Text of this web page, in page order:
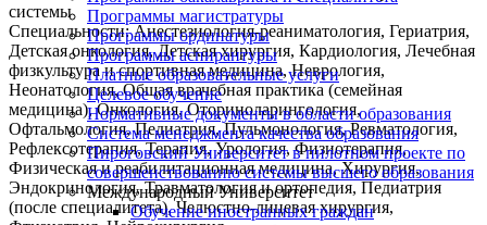
Программы магистратуры
Программы ординатуры
Программы аспирантуры
Платные образовательные услуги
Целевое обучение
Нормативные документы в области образования
Система менеджмента качества образования
Пироговский Университет в пилотном проекте по
совершенствованию системы высшего образования
Международный Университет
Обучение иностранных граждан
системы
Специальности:Анестезиология-реаниматология, Гериатрия,
Детская онкология, Детская хирургия, Кардиология, Лечебная
физкультура и спортивная медицина, Неврология,
Неонатология, Общая врачебная практика (семейная
медицина), Онкология, Оториноларингология,
Офтальмология, Педиатрия, Пульмонология, Ревматология,
Рефлексотерапия, Терапия, Урология, Физиотерапия,
Физическая и реабилитационная медицина, Хирургия,
Эндокринология, Травматология и ортопедия, Педиатрия
(после специалитета), Челюстно-лицевая хирургия,